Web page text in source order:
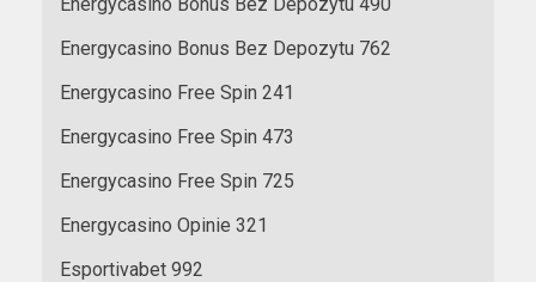
Energycasino Bonus Bez Depozytu 762
Energycasino Free Spin 241
Energycasino Free Spin 473
Energycasino Free Spin 725
Energycasino Opinie 321
Esportivabet 992